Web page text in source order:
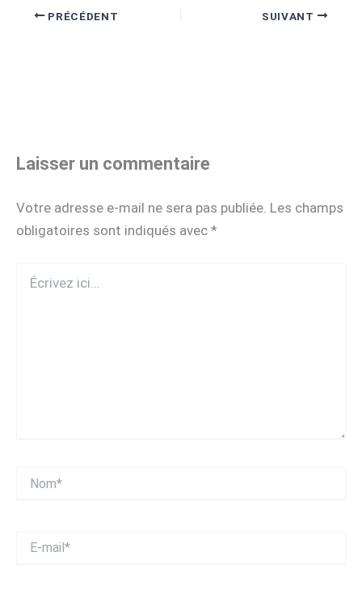
PRÉCÉDENT SUIVANT
Laisser un commentaire
Votre adresse e-mail ne sera pas publiée. Les champs
obligatoires sont indiqués avec *
ici…
mail*